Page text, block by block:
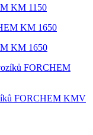
KM 1150
KM 1650
FORCHEM KMV